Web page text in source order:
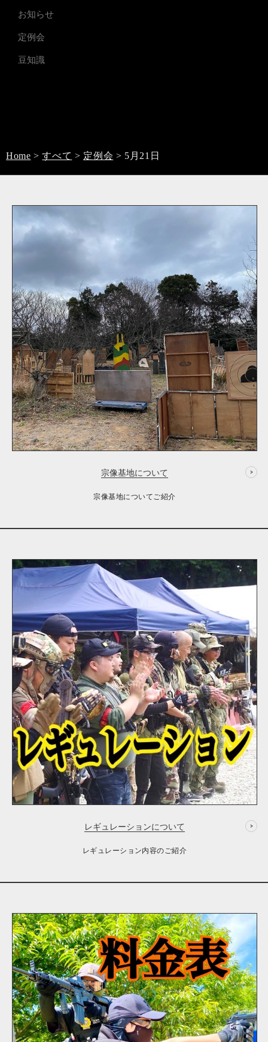
お知らせ
定例会
豆知識
Home >すべて > 定例会 > 5月21日
宗像基地について
宗像基地についてご紹介
レギュレーションについて
レギュレーション内容のご紹介